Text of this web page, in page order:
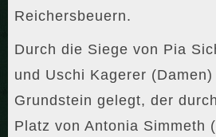
Reichersbeuern.
Durch die Siege von Pia
und Uschi Kagerer
Grundstein gelegt, der
Platz von Antonia Simmeth